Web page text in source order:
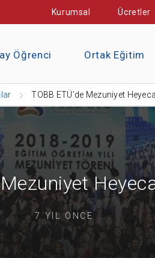
Kurumsal Ücretler
Öğrenci Ortak Eğitim
TOBB ETÜ’de Mezuniyet
7 YIL ÖNCE